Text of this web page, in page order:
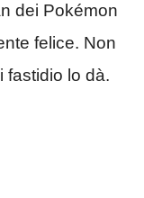
dei Pokémon
felice. Non
fastidio lo dà.